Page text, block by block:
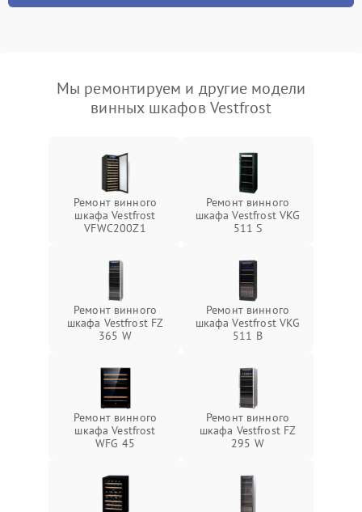
Мы ремонтируем и другие модели
винных шкафов Vestfrost
Ремонт винного
шкафа Vestfrost
VFWC200Z1
Ремонт винного
шкафа Vestfrost VKG
511 S
Ремонт винного
шкафа Vestfrost FZ
365 W
Ремонт винного
шкафа Vestfrost VKG
511 B
Ремонт винного
шкафа Vestfrost
WFG 45
Ремонт винного
шкафа Vestfrost FZ
295 W